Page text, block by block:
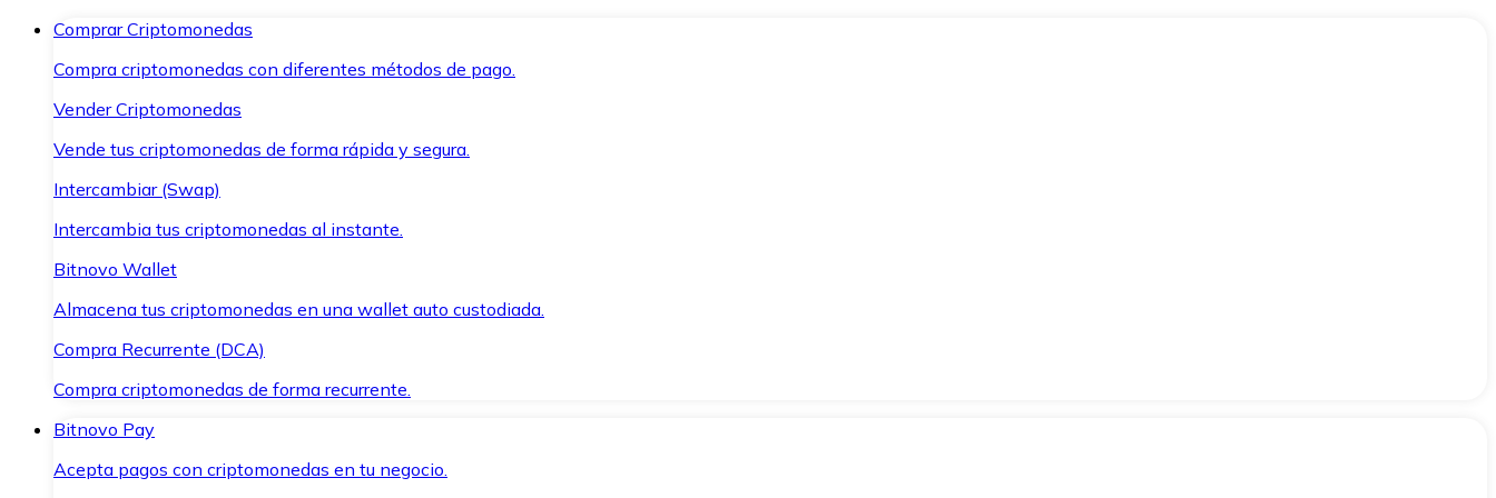
Comprar Criptomonedas
Compra criptomonedas con diferentes métodos de pago.
Vender Criptomonedas
Vende tus criptomonedas de forma rápida y segura.
Intercambiar (Swap)
Intercambia tus criptomonedas al instante.
Bitnovo Wallet
Almacena tus criptomonedas en una wallet auto custodiada.
Compra Recurrente (DCA)
Compra criptomonedas de forma recurrente.
Bitnovo Pay
Acepta pagos con criptomonedas en tu negocio.